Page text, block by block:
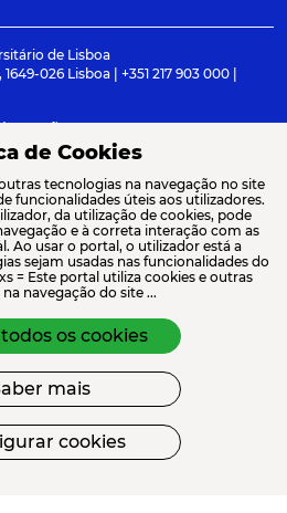
de Lisboa
026 Lisboa | +351 217 903 000 |
de denúncia
de Cookies
tecnologias na navegação no site
funcionalidades úteis aos utilizadores.
da utilização de cookies, pode
e à correta interação com as
Ao usar o portal, o utilizador está a
sejam usadas nas funcionalidades do
= Este portal utiliza cookies e outras
navegação do site ...
os cookies
mais
cookies